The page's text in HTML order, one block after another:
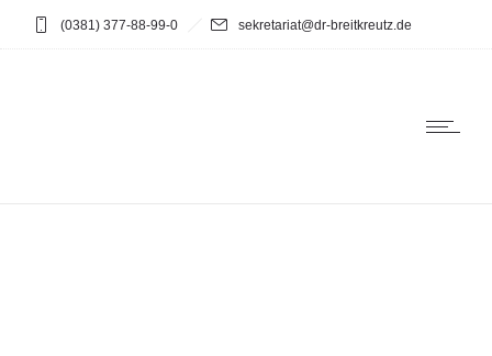
(0381) 377-88-99-0 sekretariat@dr-breitkreutz.de